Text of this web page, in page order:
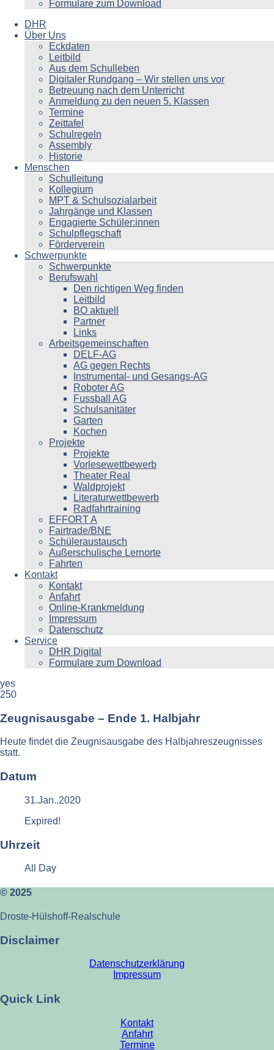
Formulare zum Download
DHR
Über Uns
Eckdaten
Leitbild
Aus dem Schulleben
Digitaler Rundgang – Wir stellen uns vor
Betreuung nach dem Unterricht
Anmeldung zu den neuen 5. Klassen
Termine
Zeittafel
Schulregeln
Assembly
Historie
Menschen
Schulleitung
Kollegium
MPT & Schulsozialarbeit
Jahrgänge und Klassen
Engagierte Schüler:innen
Schulpflegschaft
Förderverein
Schwerpunkte
Schwerpunkte
Berufswahl
Den richtigen Weg finden
Leitbild
BO aktuell
Partner
Links
Arbeitsgemeinschaften
DELF-AG
AG gegen Rechts
Instrumental- und Gesangs-AG
Roboter AG
Fussball AG
Schulsanitäter
Garten
Kochen
Projekte
Projekte
Vorlesewettbewerb
Theater Real
Waldprojekt
Literaturwettbewerb
Radfahrtraining
EFFORT A
Fairtrade/BNE
Schüleraustausch
Außerschulische Lernorte
Fahrten
Kontakt
Kontakt
Anfahrt
Online-Krankmeldung
Impressum
Datenschutz
Service
DHR Digital
Formulare zum Download
yes
250
Zeugnisausgabe – Ende 1. Halbjahr
Heute findet die Zeugnisausgabe des Halbjahreszeugnisses
statt.
Datum
31.Jan..2020
Expired!
Uhrzeit
All Day
© 2025
Droste-Hülshoff-Realschule
Disclaimer
Datenschutzerklärung
Impressum
Quick Link
Kontakt
Anfahrt
Termine